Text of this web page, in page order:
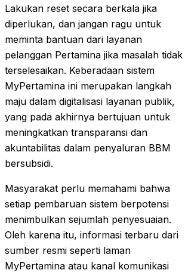
Lakukan reset secara berkala jika
diperlukan, dan jangan ragu untuk
meminta bantuan dari layanan
pelanggan Pertamina jika masalah tidak
terselesaikan. Keberadaan sistem
MyPertamina ini merupakan langkah
maju dalam digitalisasi layanan publik,
yang pada akhirnya bertujuan untuk
meningkatkan transparansi dan
akuntabilitas dalam penyaluran BBM
bersubsidi.
Masyarakat perlu memahami bahwa
setiap pembaruan sistem berpotensi
menimbulkan sejumlah penyesuaian.
Oleh karena itu, informasi terbaru dari
sumber resmi seperti laman
MyPertamina atau kanal komunikasi